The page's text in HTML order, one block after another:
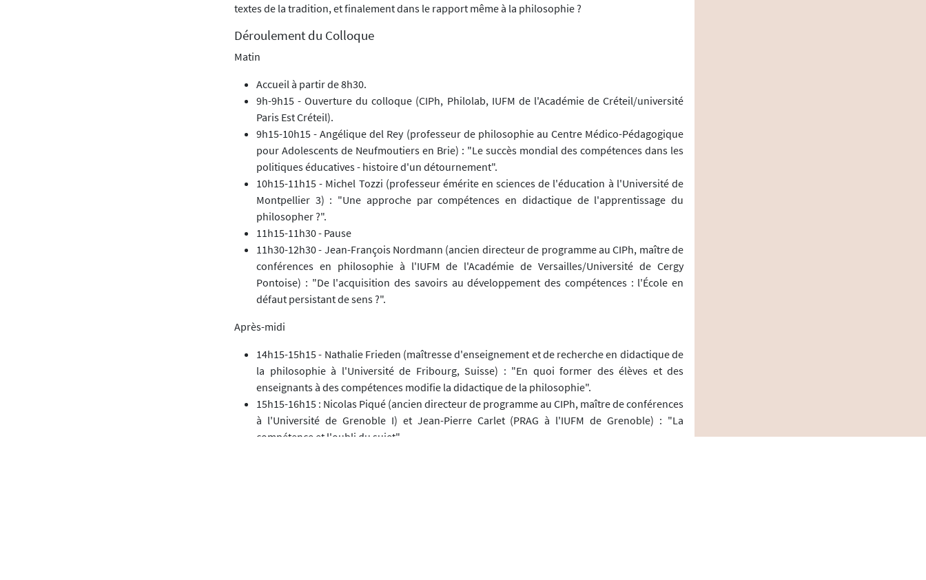
textes de la tradition, et finalement dans le rapport même à la philosophie ?
Déroulement du Colloque
Matin
Accueil à partir de 8h30.
9h-9h15 - Ouverture du colloque (CIPh, Philolab, IUFM de l'Académie de Créteil/université
Paris Est Créteil).
9h15-10h15 - Angélique del Rey (professeur de philosophie au Centre Médico-Pédagogique
pour Adolescents de Neufmoutiers en Brie) : "Le succès mondial des compétences dans les
politiques éducatives - histoire d'un détournement".
10h15-11h15 - Michel Tozzi (professeur émérite en sciences de l'éducation à l'Université de
Montpellier 3) : "Une approche par compétences en didactique de l'apprentissage du
philosopher ?".
11h15-11h30 - Pause
11h30-12h30 - Jean-François Nordmann (ancien directeur de programme au CIPh, maître de
conférences en philosophie à l'IUFM de l'Académie de Versailles/Université de Cergy
Pontoise) : "De l'acquisition des savoirs au développement des compétences : l'École en
défaut persistant de sens ?".
Après-midi
14h15-15h15 - Nathalie Frieden (maîtresse d'enseignement et de recherche en didactique de
la philosophie à l'Université de Fribourg, Suisse) : "En quoi former des élèves et des
enseignants à des compétences modifie la didactique de la philosophie".
15h15-16h15 : Nicolas Piqué (ancien directeur de programme au CIPh, maître de conférences
à l'Université de Grenoble I) et Jean-Pierre Carlet (PRAG à l'IUFM de Grenoble) : "La
compétence et l'oubli du sujet".